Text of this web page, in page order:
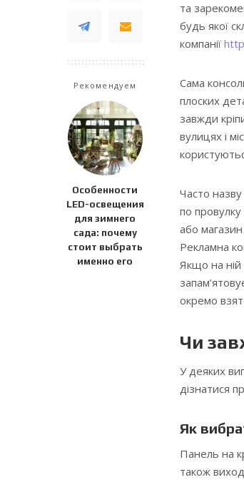
Рекомендуем
Особенности
LED-освещения
для зимнего
сада: почему
стоит выбрать
именно его
та
будь якої
компанії
Сама
плоских
завжди
вулицях і
Часто
по
або магазин
Рекламна
Якщо на ній
окремо
Чи
У деяких
дізнатися
Як
Панель на
також